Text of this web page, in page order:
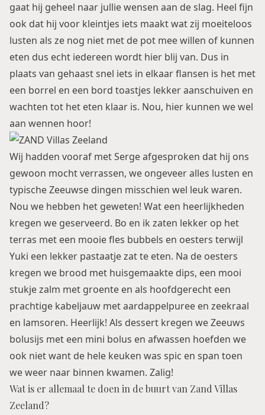
gaat hij geheel naar jullie wensen aan de slag. Heel fijn
ook dat hij voor kleintjes iets maakt wat zij moeiteloos
lusten als ze nog niet met de pot mee willen of kunnen
eten dus echt iedereen wordt hier blij van. Dus in
plaats van gehaast snel iets in elkaar flansen is het met
een borrel en een bord toastjes lekker aanschuiven en
wachten tot het eten klaar is. Nou, hier kunnen we wel
aan wennen hoor!
Wij hadden vooraf met Serge afgesproken dat hij ons
gewoon mocht verrassen, we ongeveer alles lusten en
typische Zeeuwse dingen misschien wel leuk waren.
Nou we hebben het geweten! Wat een heerlijkheden
kregen we geserveerd. Bo en ik zaten lekker op het
terras met een mooie fles bubbels en oesters terwijl
Yuki een lekker pastaatje zat te eten. Na de oesters
kregen we brood met huisgemaakte dips, een mooi
stukje zalm met groente en als hoofdgerecht een
prachtige kabeljauw met aardappelpuree en zeekraal
en lamsoren. Heerlijk! Als dessert kregen we Zeeuws
bolusijs met een mini bolus en afwassen hoefden we
ook niet want de hele keuken was spic en span toen
we weer naar binnen kwamen. Zalig!
Wat is er allemaal te doen in de buurt van Zand Villas
Zeeland?